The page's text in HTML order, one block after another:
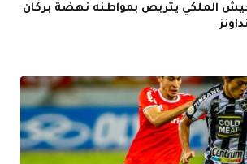
الملكي يتربص بمواطنه نهضة بركان